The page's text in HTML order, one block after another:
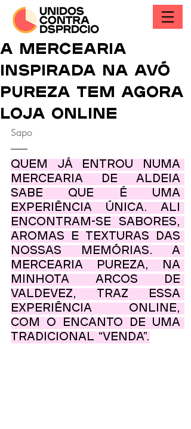
A mercearia
inspirada na Avó
Pureza tem agora
loja online
Sapo
Quem já entrou numa
mercearia de aldeia
sabe que é uma
experiência única. Ali
encontram-se sabores,
aromas e texturas das
nossas memórias. A
mercearia Pureza, na
minhota Arcos de
Valdevez, traz essa
experiência online,
com o encanto de uma
tradicional “venda”.